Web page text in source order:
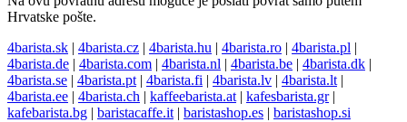
Hrvatske pošte.
4barista.sk | 4barista.cz | 4barista.hu | 4barista.ro | 4barista.pl |
4barista.de | 4barista.com | 4barista.nl | 4barista.be | 4barista.dk |
4barista.se | 4barista.pt | 4barista.fi | 4barista.lv | 4barista.lt |
4barista.ee | 4barista.ch | kaffeebarista.at | kafesbarista.gr|
kafebarista.bg | baristacaffe.it | baristashop.es | baristashop.si